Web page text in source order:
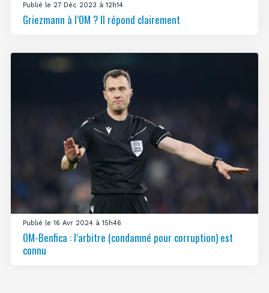
Publié le 27 Déc 2023 à 12h14
Griezmann à l’OM ? Il répond clairement
Publié le 16 Avr 2024 à 15h46
OM-Benfica : l’arbitre (condamné pour corruption) est
connu